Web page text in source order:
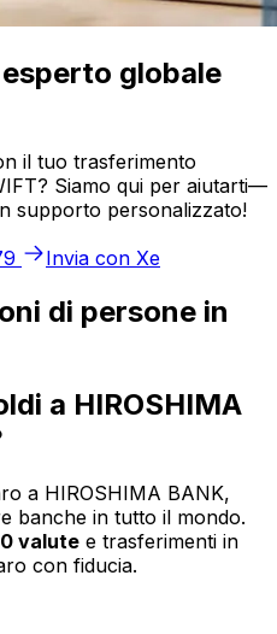
globale
il tuo trasferimento
Siamo qui per aiutarti—
supporto personalizzato!
Invia con Xe
di persone in
a HIROSHIMA
a HIROSHIMA BANK,
banche in tutto il mondo.
valute e trasferimenti in
con fiducia.